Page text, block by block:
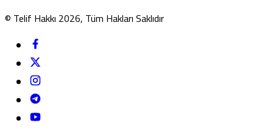
© Telif Hakkı 2026, Tüm Hakları Saklıdır